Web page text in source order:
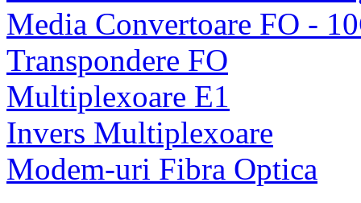
Media Convertoare FO -
Transpondere FO
Multiplexoare E1
Invers Multiplexoare
Modem-uri Fibra Optica